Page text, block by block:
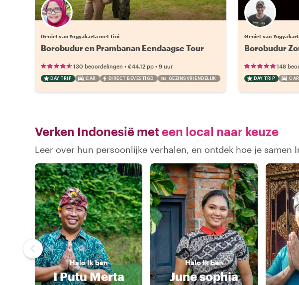
Geniet van Yogyakarta met Tini
Borobudur en Prambanan Eendaagse Tour
130 beoordelingen • €44.12 pp • 9 uur
DAY TRIP CAR DIRECT BEVESTIGD GEZINSVRIENDELIJK
Geniet van
Borobudur
148
DAY TRIP CAR
Verken Indonesië meteen local naar keuze
Leer over hun persoonlijke verhalen, en ontdek hoe je samen
HaloIk ben
I Putu Merta
HaloIk ben
June sophia